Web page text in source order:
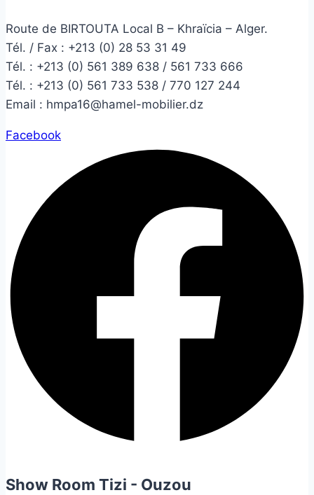
Route de BIRTOUTA Local B – Khraïcia – Alger.
Tél. / Fax : +213 (0) 28 53 31 49
Tél. : +213 (0) 561 389 638 / 561 733 666
Tél. : +213 (0) 561 733 538 / 770 127 244
Email : hmpa16@hamel-mobilier.dz
Facebook
Show Room Tizi - Ouzou